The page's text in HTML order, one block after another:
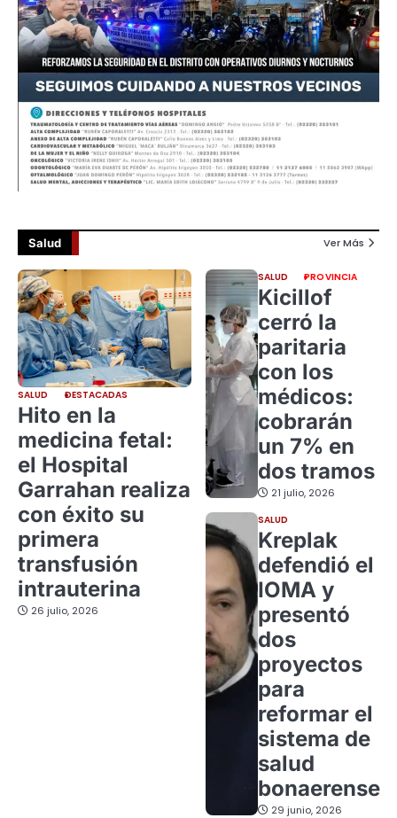
Salud Ver Más
SALUD DESTACADAS
Hito en la
medicina fetal:
el Hospital
Garrahan realiza
con éxito su
primera
transfusión
intrauterina
26 julio, 2026
SALUD PROVINCIA
Kicillof
cerró la
paritaria
con los
médicos:
cobrarán
un 7% en
dos tramos
21 julio, 2026
SALUD
Kreplak
defendió el
IOMA y
presentó
dos
proyectos
para
reformar el
sistema de
salud
bonaerense
29 junio, 2026